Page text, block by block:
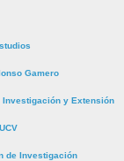
Gamero
Investigación y Extensión
de Investigación